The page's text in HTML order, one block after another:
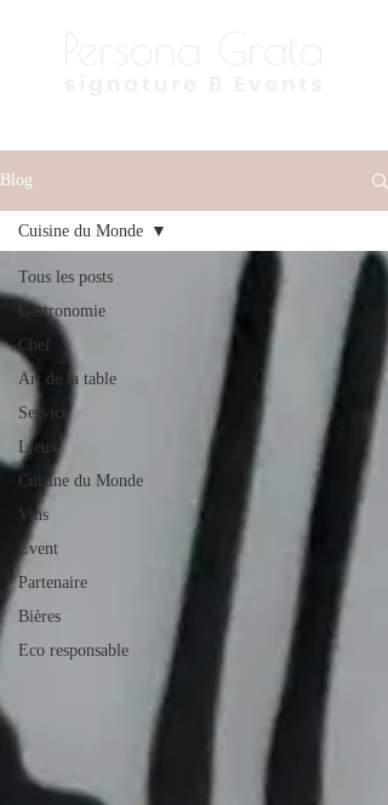
Blog
Tous les posts
Gastronomie
Chef
Art de la table
Service
Lieux
Cuisine du Monde
Vins
Event
Partenaire
Bières
Eco responsable
Cuisine du Monde